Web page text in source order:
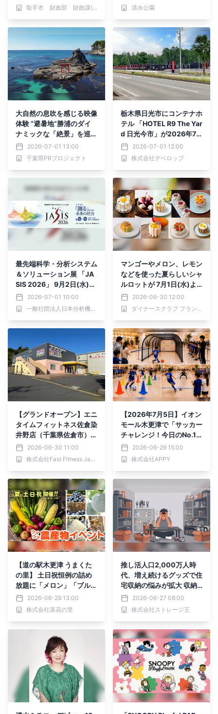
取手市 財政部 財政課(ふるさと納税推進室)
清水公園
大自然の息吹を感じる映像
体験 “避暑地”勝浦のダイ
ナミックな「絶景」を巡る
旅
2026-07-01 13:00
千葉県PRプロジェクト
栃木県日光市にコンテナホ
テル 「HOTEL R9 The Yar
d 日光今市」が2026年7
月31日(金)開業！ 同市と
「レスキューホテル」災害
協定を締結
2026-07-01 12:00
株式会社デベロップ
最先端科学・分析システム
＆ソリューション展 「JA
SIS 2026」 9月2日(水)～
4日(金)幕張メッセにて開
催！
2026-07-01 10:00
一般社団法人日本分析機器工業会、一般社団法人日本科学機器協会
マンゴーやメロン、レモン
などを使った夏らしいシャ
ルロットが 7月1日(水)よ
り全国一斉販売 「ダイ
ナースクラブ フランス パ
ティスリーウィーク202
2026-06-30 12:00
ダイナースクラブ フランス パティスリーウィーク事務局
【グランドオープン】エニ
タイムフィットネス佐倉染
井野店（千葉県佐倉市）2
026年6月30日（火）＜2
4時間年中無休のフィット
ネスジム＞
2026-06-30 11:00
株式会社Fast Fitness Japan
【2026年7月5日】イオン
モール木更津で「サッカー
チャレンジ！今日のNo.1
はキミだ！」を開催
2026-06-29 15:00
株式会社APPY
【道の駅木更津 うまくた
の里】 土日祝恒例の詰め
放題に「メロン」「ブルー
ベリー」が登場！ 野菜だ
けでない、旬の果物も楽し
める 「ウマウマ農産物イ
2026-06-29 13:00
株式会社菜花の里
推し活人口2,000万人時
代、増え続けるグッズで住
宅収納の悩みが拡大 収納
のプロによる”後悔しない
整理術”
2026-06-27 08:00
株式会社ストレージ王